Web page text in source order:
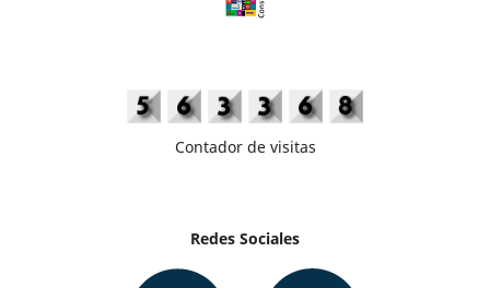
Contador de visitas
Redes Sociales